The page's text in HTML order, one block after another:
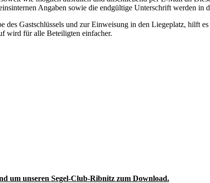
Angaben sowie die endgültige Unterschrift werden in
Gastschlüssels und zur Einweisung in den Liegeplatz, hilft
wird für alle Beteiligten einfacher.
um unseren Segel-Club-Ribnitz zum Download.